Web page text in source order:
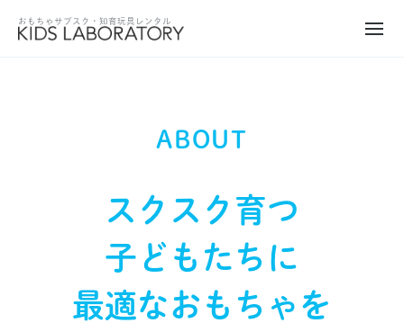
ABOUT
スクスク育つ
子どもたちに
最適なおもちゃを